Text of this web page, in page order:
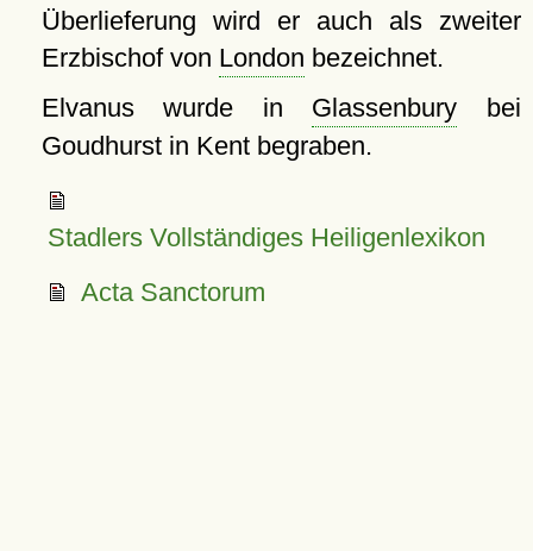
Überlieferung wird er auch als zweiter
Erzbischof von London bezeichnet.
Elvanus wurde in Glassenbury bei
Goudhurst in Kent begraben.
Stadlers Vollständiges Heiligenlexikon
Acta Sanctorum